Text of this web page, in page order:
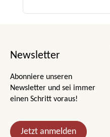
Newsletter
Abonniere unseren
Newsletter und sei immer
einen Schritt voraus!
Jetzt anmelden